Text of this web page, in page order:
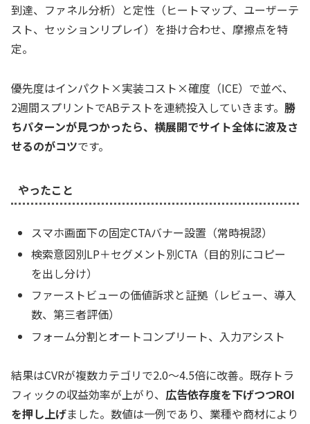
到達、ファネル分析）と定性（ヒートマップ、ユーザーテ
スト、セッションリプレイ）を掛け合わせ、摩擦点を特
定。
優先度はインパクト×実装コスト×確度（ICE）で並べ、
2週間スプリントでABテストを連続投入していきます。 勝
ちパターンが見つかったら、横展開でサイト全体に波及さ
せるのがコツです。
やったこと
スマホ画面下の固定CTAバナー設置（常時視認）
検索意図別LP＋セグメント別CTA（目的別にコピー
を出し分け）
ファーストビューの価値訴求と証拠（レビュー、導入
数、第三者評価）
フォーム分割とオートコンプリート、入力アシスト
結果はCVRが複数カテゴリで2.0〜4.5倍に改善。既存トラ
フィックの収益効率が上がり、 広告依存度を下げつつROI
を押し上げました。数値は一例であり、業種や商材により